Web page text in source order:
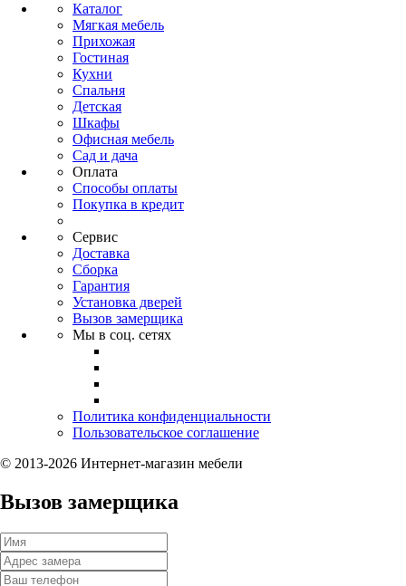
Каталог
Мягкая мебель
Прихожая
Гостиная
Кухни
Спальня
Детская
Шкафы
Офисная мебель
Сад и дача
Оплата
Способы оплаты
Покупка в кредит
Сервис
Доставка
Сборка
Гарантия
Установка дверей
Вызов замерщика
Мы в соц. сетях
Политика конфиденциальности
Пользовательское соглашение
© 2013-2026 Интернет-магазин мебели
Вызов замерщика